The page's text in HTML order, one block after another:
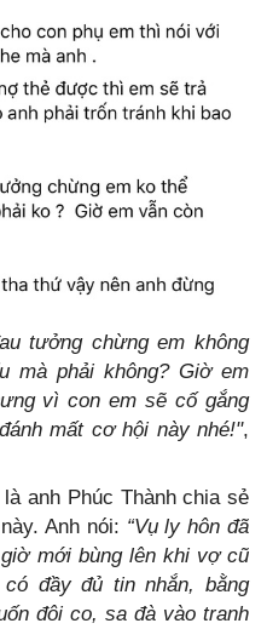
tưởng chừng em không
mà phải không? Giờ em
vì con em sẽ cố gắng
mất cơ hội này nhé!",
anh Phúc Thành chia sẻ
Anh nói: “Vụ ly hôn đã
mới bùng lên khi vợ cũ
đầy đủ tin nhắn, bằng
đôi co, sa đà vào tranh